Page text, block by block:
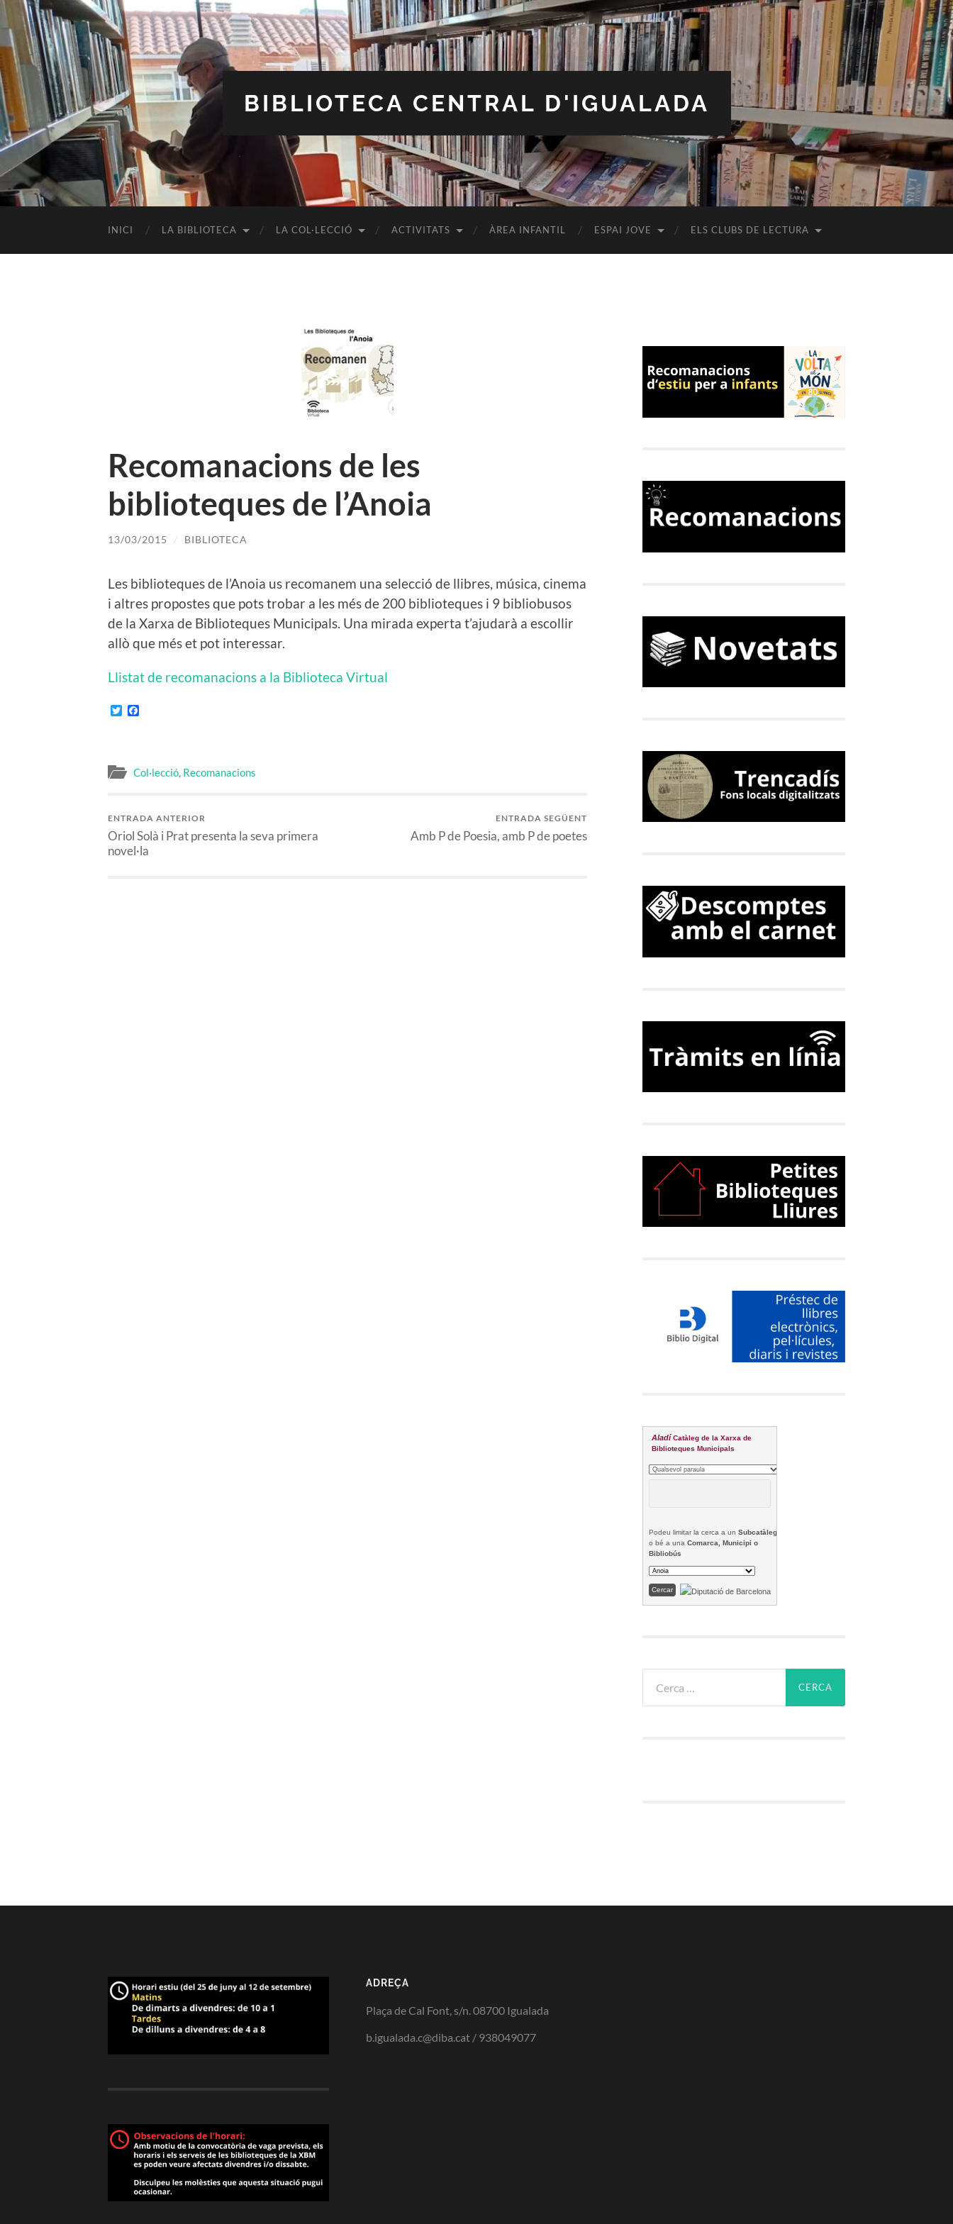
BIBLIOTECA CENTRAL D'IGUALADA
INICI LA BIBLIOTECA LA COL·LECCIÓ ACTIVITATS ÀREA INFANTIL ESPAI JOVE ELS CLUBS DE LECTURA
Recomanacions de les
biblioteques de l’Anoia
13/03/2015 / BIBLIOTECA
Les biblioteques de l’Anoia us recomanem una selecció de llibres, música, cinema
i altres propostes que pots trobar a les més de 200 biblioteques i 9 bibliobusos
de la Xarxa de Biblioteques Municipals. Una mirada experta t’ajudarà a escollir
allò que més et pot interessar.
Llistat de recomanacions a la Biblioteca Virtual
Twitter
Col·lecció, Recomanacions
ENTRADA ANTERIOR
Oriol Solà i Prat presenta la seva primera
novel·la
ENTRADA SEGÜENT
Amb P de Poesia, amb P de poetes
Aladí Catàleg de la Xarxa de
Biblioteques Municipals
Podeu limitar la cerca a un Subcatàleg
o bé a una Comarca, Municipi o
Bibliobús
ADREÇA
Plaça de Cal Font, s/n. 08700 Igualada
b.igualada.c@diba.cat / 938049077